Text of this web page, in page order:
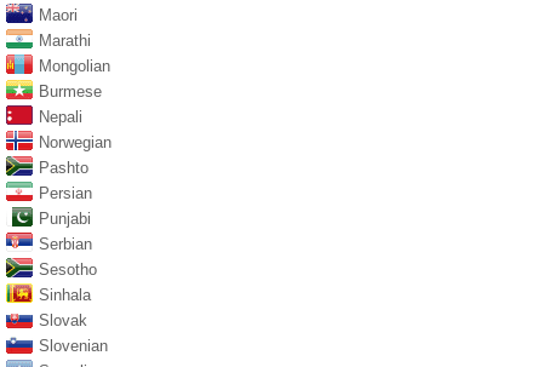
Maori
Marathi
Mongolian
Burmese
Nepali
Norwegian
Pashto
Persian
Punjabi
Serbian
Sesotho
Sinhala
Slovak
Slovenian